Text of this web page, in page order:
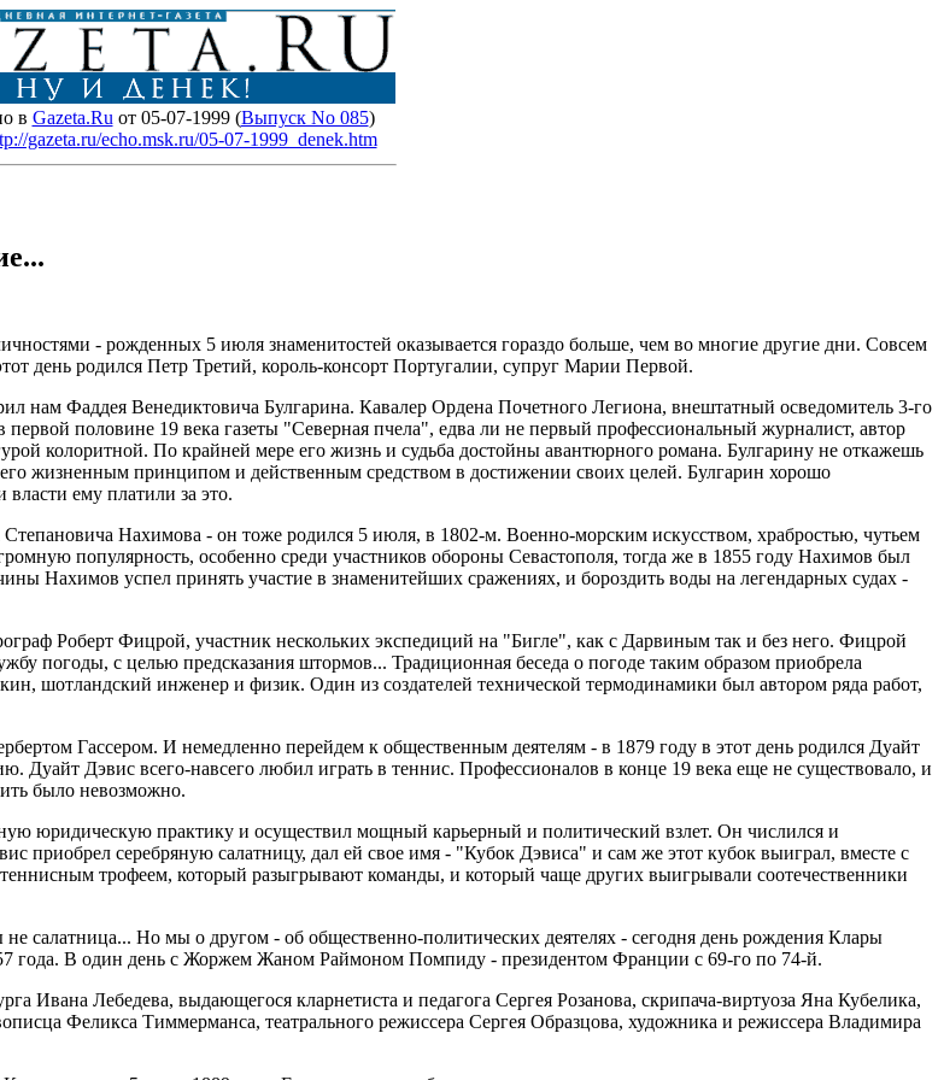
в Gazeta.Ru от 05-07-1999 (Выпуск No 085)
gazeta.ru/echo.msk.ru/05-07-1999_denek.htm
- рожденных 5 июля знаменитостей оказывается гораздо больше, чем во многие другие дни. Совсем
день родился Петр Третий, король-консорт Португалии, супруг Марии Первой.
нам Фаддея Венедиктовича Булгарина. Кавалер Ордена Почетного Легиона, внештатный осведомитель 3-го
половине 19 века газеты "Северная пчела", едва ли не первый профессиональный журналист, автор
колоритной. По крайней мере его жизнь и судьба достойны авантюрного романа. Булгарину не откажешь
жизненным принципом и действенным средством в достижении своих целей. Булгарин хорошо
ему платили за это.
Нахимова - он тоже родился 5 июля, в 1802-м. Военно-морским искусством, храбростью, чутьем
популярность, особенно среди участников обороны Севастополя, тогда же в 1855 году Нахимов был
Нахимов успел принять участие в знаменитейших сражениях, и бороздить воды на легендарных судах -
Роберт Фицрой, участник нескольких экспедиций на "Бигле", как с Дарвиным так и без него. Фицрой
погоды, с целью предсказания штормов... Традиционная беседа о погоде таким образом приобрела
шотландский инженер и физик. Один из создателей технической термодинамики был автором ряда работ,
Гассером. И немедленно перейдем к общественным деятелям - в 1879 году в этот день родился Дуайт
Дэвис всего-навсего любил играть в теннис. Профессионалов в конце 19 века еще не существовало, и
было невозможно.
юридическую практику и осуществил мощный карьерный и политический взлет. Он числился и
серебряную салатницу, дал ей свое имя - "Кубок Дэвиса" и сам же этот кубок выиграл, вместе с
трофеем, который разыгрывают команды, и который чаще других выигрывали соотечественники
салатница... Но мы о другом - об общественно-политических деятелях - сегодня день рождения Клары
года. В один день с Жоржем Жаном Раймоном Помпиду - президентом Франции с 69-го по 74-й.
Ивана Лебедева, выдающегося кларнетиста и педагога Сергея Розанова, скрипача-виртуоза Яна Кубелика,
Феликса Тиммерманса, театрального режиссера Сергея Образцова, художника и режиссера Владимира